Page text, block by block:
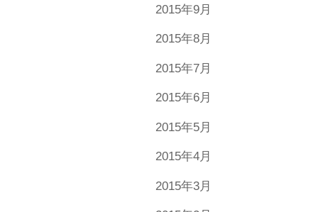
2015年9月
2015年8月
2015年7月
2015年6月
2015年5月
2015年4月
2015年3月